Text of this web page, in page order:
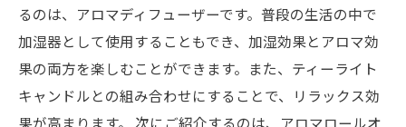
るのは、アロマディフューザーです。普段の生活の中で
加湿器として使用することもでき、加湿効果とアロマ効
果の両方を楽しむことができます。また、ティーライト
キャンドルとの組み合わせにすることで、リラックス効
果が高まります。 次にご紹介するのは、アロマロールオ